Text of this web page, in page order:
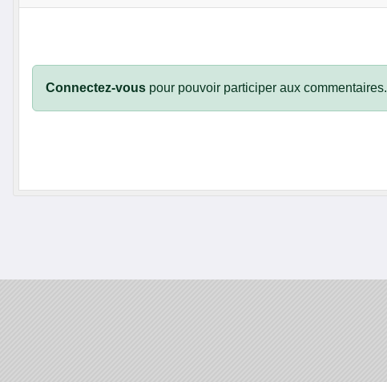
Connectez-vous pour pouvoir participer aux commentaires.